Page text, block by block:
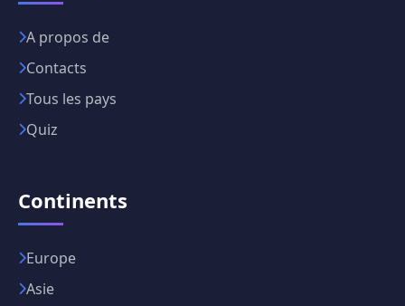
A propos de
Contacts
Tous les pays
Quiz
Continents
Europe
Asie